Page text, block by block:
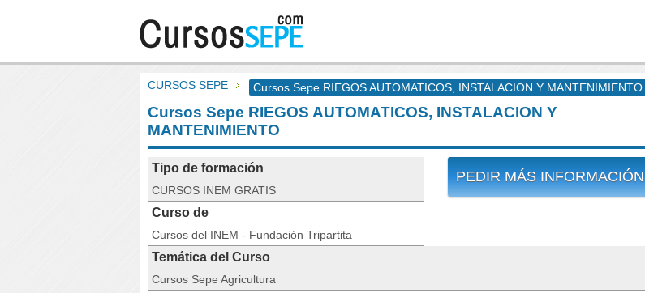
CURSOS SEPE Cursos Sepe RIEGOS AUTOMATICOS, INSTALACION Y MANTENIMIENTO
Cursos Sepe RIEGOS AUTOMATICOS, INSTALACION Y
MANTENIMIENTO
PEDIR MÁS INFORMACIÓN
Tipo de formación
CURSOS INEM GRATIS
Curso de
Cursos del INEM - Fundación Tripartita
Temática del Curso
Cursos Sepe Agricultura